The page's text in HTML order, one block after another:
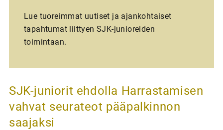
Lue tuoreimmat uutiset ja ajankohtaiset
tapahtumat liittyen SJK-junioreiden
toimintaan.
SJK-juniorit ehdolla Harrastamisen
vahvat seurateot pääpalkinnon
saajaksi